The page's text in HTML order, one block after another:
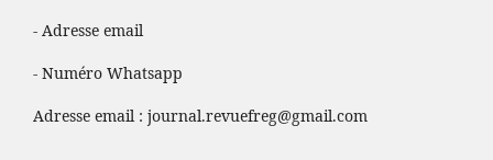
- Adresse email
- Numéro Whatsapp
Adresse email : journal.revuefreg@gmail.com